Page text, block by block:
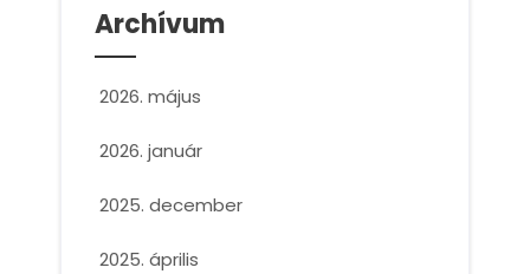
Archívum
2026. május
2026. január
2025. december
2025. április